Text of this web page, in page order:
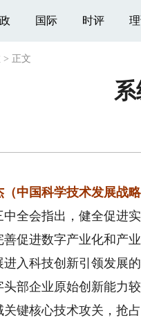
国际 时评
> 正文
国科学技术发展战略
会指出，健全促进实
促进数字产业化和产
进入科技创新引领发展
部企业原始创新能力
键核心技术攻关，抢